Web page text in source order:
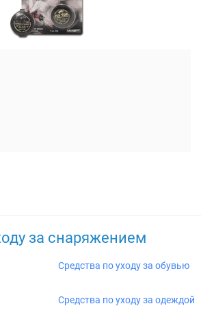
за снаряжением
Средства по уходу за обувью
Средства по уходу за одеждой